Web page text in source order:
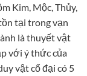
Kim, Mộc, Thủy,
tại trong vạn
là thuyết vật
với ý thức của
vật cổ đại có 5